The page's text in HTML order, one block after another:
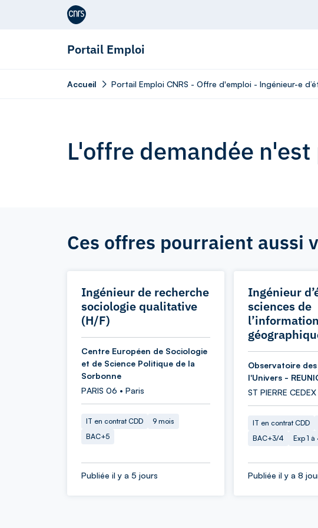
Aller au contenu
Portail Emploi
Accueil Portail Emploi CNRS - Offre d'emploi - Ingénieur-e
L'offre demandée
Ces offres pourraient aussi
Ingénieur de recherche
sociologie qualitative
(H/F)
Centre Européen de Sociologie
et de Science Politique de la
Sorbonne
PARIS 06 • Paris
IT en contrat CDD
9 mois
BAC+5
Publiée il y a 5 jours
Ingénieur
sciences de
l’information
Observatoire
l'Univers -
ST PIERRE
IT en contrat CDD
BAC+3/4
Exp 1
Publiée il y a 8